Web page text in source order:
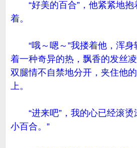
“好美的百合”，他紧紧地抱
着。
“哦～嗯～”我搂着他，浑身
着一种奇异的热，飘香的发丝
双腿情不自禁地分开，夹住他
上。
“进来吧”，我的心已经滚烫
小百合。”